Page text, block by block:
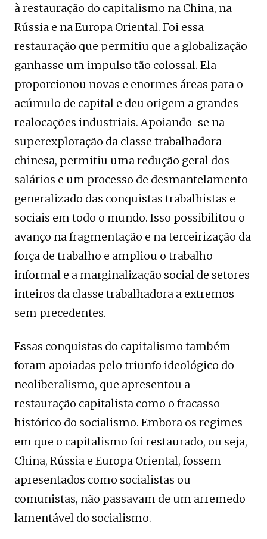
à restauração do capitalismo na China, na
Rússia e na Europa Oriental. Foi essa
restauração que permitiu que a globalização
ganhasse um impulso tão colossal. Ela
proporcionou novas e enormes áreas para o
acúmulo de capital e deu origem a grandes
realocações industriais. Apoiando-se na
superexploração da classe trabalhadora
chinesa, permitiu uma redução geral dos
salários e um processo de desmantelamento
generalizado das conquistas trabalhistas e
sociais em todo o mundo. Isso possibilitou o
avanço na fragmentação e na terceirização da
força de trabalho e ampliou o trabalho
informal e a marginalização social de setores
inteiros da classe trabalhadora a extremos
sem precedentes.
Essas conquistas do capitalismo também
foram apoiadas pelo triunfo ideológico do
neoliberalismo, que apresentou a
restauração capitalista como o fracasso
histórico do socialismo. Embora os regimes
em que o capitalismo foi restaurado, ou seja,
China, Rússia e Europa Oriental, fossem
apresentados como socialistas ou
comunistas, não passavam de um arremedo
lamentável do socialismo.